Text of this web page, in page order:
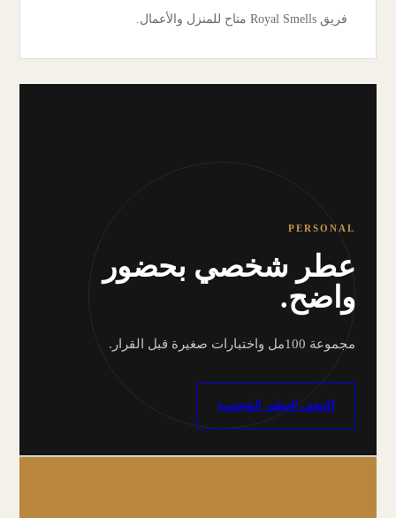
فريق Royal Smells متاح للمنزل والأعمال.
PERSONAL
عطر شخصي بحضور
واضح.
مجموعة 100مل واختبارات صغيرة قبل القرار.
اكتشف العطور الشخصية